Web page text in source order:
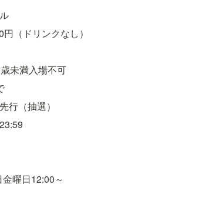
（ドリンクなし）
未満入場不可
行（抽選）
曜日12:00～